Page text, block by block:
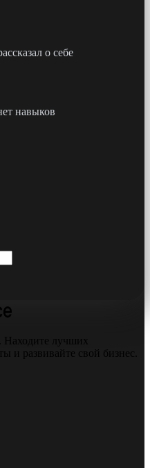
о себе
навыков
Находите лучших
и развивайте свой бизнес.